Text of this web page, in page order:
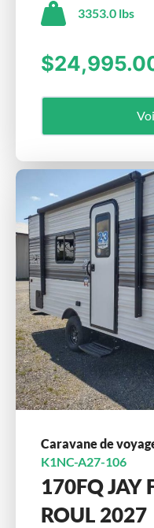
3353.0 lbs
Caravane de
K1NC-A27-106
170FQ JAY
ROUL 2027